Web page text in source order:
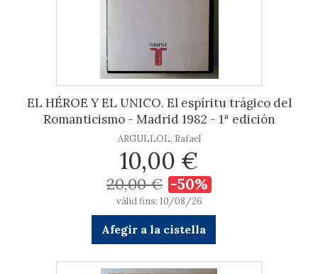
EL HÉROE Y EL UNICO. El espíritu trágico del
Romanticismo - Madrid 1982 - 1ª edición
ARGULLOL, Rafael
10,00 €
20,00 € -50%
vàlid fins: 10/08/26
Afegir a la cistella